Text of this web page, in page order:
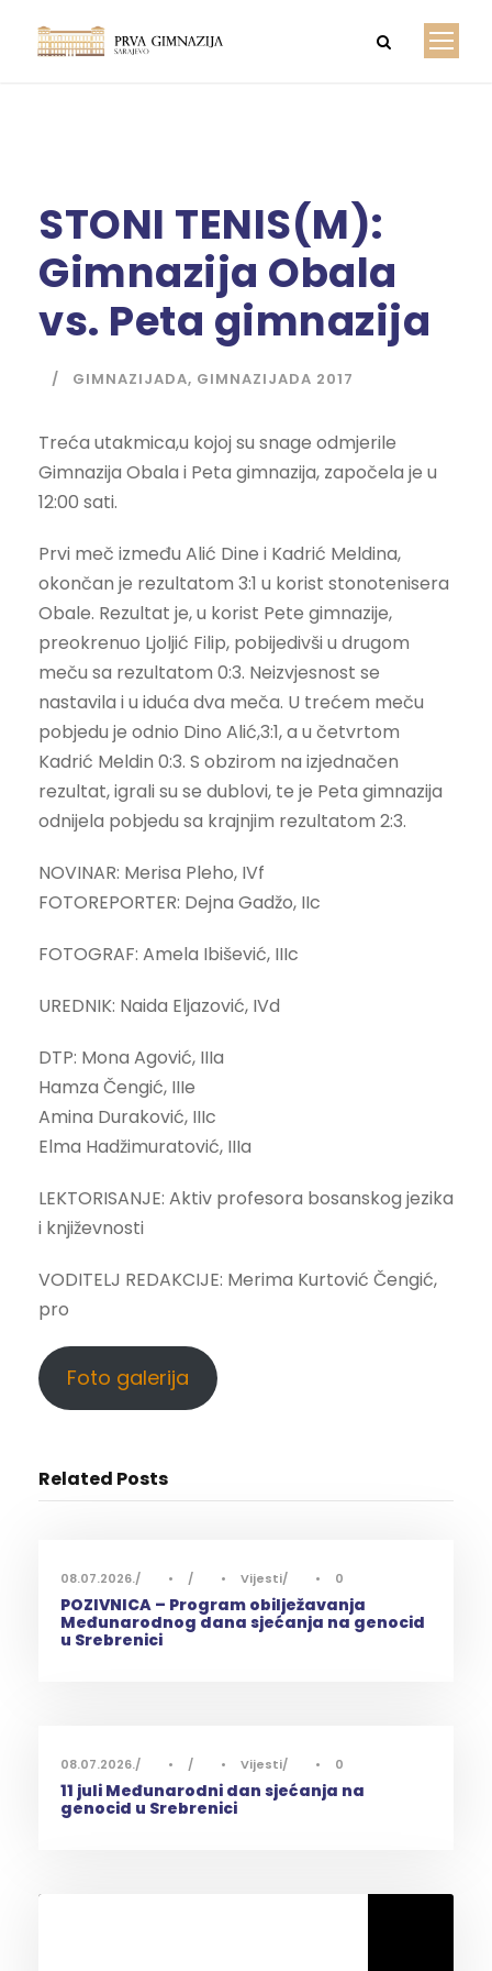
STONI TENIS(M):
Gimnazija Obala
vs. Peta gimnazija
GIMNAZIJADA, GIMNAZIJADA 2017
Treća utakmica,u kojoj su snage odmjerile
Gimnazija Obala i Peta gimnazija, započela je u
12:00 sati.
Prvi meč između Alić Dine i Kadrić Meldina,
okončan je rezultatom 3:1 u korist stonotenisera
Obale. Rezultat je, u korist Pete gimnazije,
preokrenuo Ljoljić Filip, pobijedivši u drugom
meču sa rezultatom 0:3. Neizvjesnost se
nastavila i u iduća dva meča. U trećem meču
pobjedu je odnio Dino Alić,3:1, a u četvrtom
Kadrić Meldin 0:3. S obzirom na izjednačen
rezultat, igrali su se dublovi, te je Peta gimnazija
odnijela pobjedu sa krajnjim rezultatom 2:3.
NOVINAR: Merisa Pleho, IVf
FOTOREPORTER: Dejna Gadžo, IIc
FOTOGRAF: Amela Ibišević, IIIc
UREDNIK: Naida Eljazović, IVd
DTP: Mona Agović, IIIa
Hamza Čengić, IIIe
Amina Duraković, IIIc
Elma Hadžimuratović, IIIa
LEKTORISANJE: Aktiv profesora bosanskog jezika
i književnosti
VODITELJ REDAKCIJE: Merima Kurtović Čengić,
pro
Foto galerija
Related Posts
08.07.2026. • • Vijesti • 0
POZIVNICA – Program obilježavanja
Međunarodnog dana sjećanja na genocid
u Srebrenici
08.07.2026. • • Vijesti • 0
11 juli Međunarodni dan sjećanja na
genocid u Srebrenici